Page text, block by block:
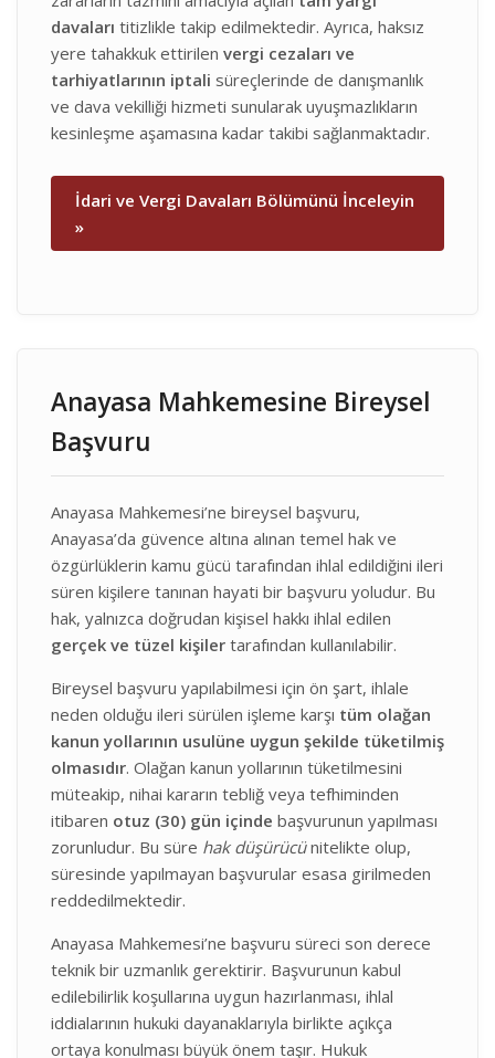
davaları titizlikle takip edilmektedir. Ayrıca, haksız
yere tahakkuk ettirilen vergi cezaları ve
tarhiyatlarının iptali süreçlerinde de danışmanlık
ve dava vekilliği hizmeti sunularak uyuşmazlıkların
kesinleşme aşamasına kadar takibi sağlanmaktadır.
İdari ve Vergi Davaları Bölümünü İnceleyin
»
Anayasa Mahkemesine Bireysel
Başvuru
Anayasa Mahkemesi’ne bireysel başvuru,
Anayasa’da güvence altına alınan temel hak ve
özgürlüklerin kamu gücü tarafından ihlal edildiğini ileri
süren kişilere tanınan hayati bir başvuru yoludur. Bu
hak, yalnızca doğrudan kişisel hakkı ihlal edilen
gerçek ve tüzel kişiler tarafından kullanılabilir.
Bireysel başvuru yapılabilmesi için ön şart, ihlale
neden olduğu ileri sürülen işleme karşı tüm olağan
kanun yollarının usulüne uygun şekilde tüketilmiş
olmasıdır. Olağan kanun yollarının tüketilmesini
müteakip, nihai kararın tebliğ veya tefhiminden
itibaren otuz (30) gün içinde başvurunun yapılması
zorunludur. Bu süre hak düşürücünitelikte olup,
süresinde yapılmayan başvurular esasa girilmeden
reddedilmektedir.
Anayasa Mahkemesi’ne başvuru süreci son derece
teknik bir uzmanlık gerektirir. Başvurunun kabul
edilebilirlik koşullarına uygun hazırlanması, ihlal
iddialarının hukuki dayanaklarıyla birlikte açıkça
ortaya konulması büyük önem taşır. Hukuk